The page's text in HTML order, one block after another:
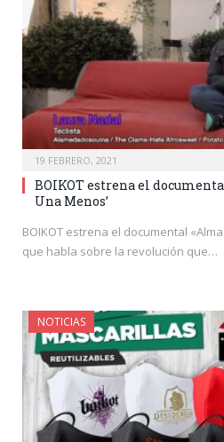
19 FEBRERO, 2021
BOIKOT estrena el
Una Menos’
BOIKOT estrena el documental
que habla sobre la revolución que…
NOTICIAS